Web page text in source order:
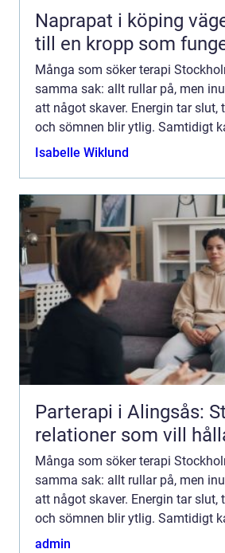
Naprapat i köping vägen tillbaka
till en kropp som
Många som söker terapi
samma sak: allt rullar på, men
att något skaver. Energin tar slut,
och sömnen blir ytlig. Samtidigt
tycka att allt ser bra ut. Det
Isabelle Wiklund
Parterapi i Alingsås:
relationer som vill
Många som söker terapi
samma sak: allt rullar på, men
att något skaver. Energin tar slut,
och sömnen blir ytlig. Samtidigt
tycka att allt ser bra ut. Det
admin